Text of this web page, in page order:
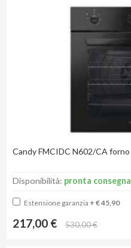
Candy FMCIDC N602/CA forno
Disponibilità: pronta consegna
Estensione garanzia + € 45,90
217,00 € 530,00 €